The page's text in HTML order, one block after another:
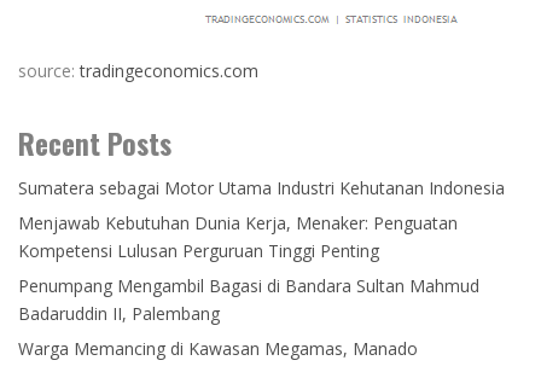
source:tradingeconomics.com
Recent Posts
Sumatera sebagai Motor Utama Industri Kehutanan Indonesia
Menjawab Kebutuhan Dunia Kerja, Menaker: Penguatan
Kompetensi Lulusan Perguruan Tinggi Penting
Penumpang Mengambil Bagasi di Bandara Sultan Mahmud
Badaruddin II, Palembang
Warga Memancing di Kawasan Megamas, Manado